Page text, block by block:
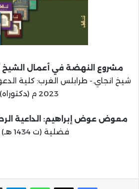
مشروع النهضة في أعمال الشيخ
2023 م (دكتوراه).
معوض عوض إبراهيم: الداعية
فضلية (ت 1434 هـ) (خ).
واتساب تيلقرام